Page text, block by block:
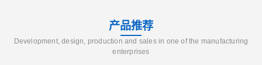
产品推荐
Development, design, production and sales in one of the manufacturing
enterprises